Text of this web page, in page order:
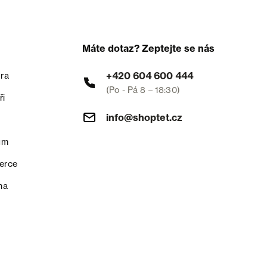
Máte dotaz? Zeptejte se nás
+420 604 600 444
(Po - Pá 8 – 18:30)
info@shoptet.cz